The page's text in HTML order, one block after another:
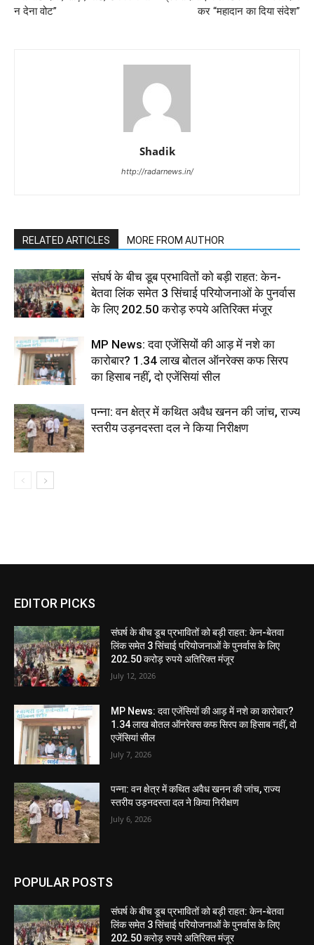
न देना वोट”
कर “महादान का दिया संदेश”
Shadik
http://radarnews.in/
RELATED ARTICLES MORE FROM AUTHOR
संघर्ष के बीच डूब प्रभावितों को बड़ी राहत: केन-
बेतवा लिंक समेत 3 सिंचाई परियोजनाओं के पुनर्वास
के लिए 202.50 करोड़ रुपये अतिरिक्त मंजूर
MP News: दवा एजेंसियों की आड़ में नशे का
कारोबार? 1.34 लाख बोतल ऑनरेक्स कफ सिरप
का हिसाब नहीं, दो एजेंसियां सील
पन्ना: वन क्षेत्र में कथित अवैध खनन की जांच, राज्य
स्तरीय उड़नदस्ता दल ने किया निरीक्षण
EDITOR PICKS
संघर्ष के बीच डूब प्रभावितों को बड़ी राहत: केन-बेतवा
लिंक समेत 3 सिंचाई परियोजनाओं के पुनर्वास के लिए
202.50 करोड़ रुपये अतिरिक्त मंजूर
July 12, 2026
MP News: दवा एजेंसियों की आड़ में नशे का कारोबार?
1.34 लाख बोतल ऑनरेक्स कफ सिरप का हिसाब नहीं, दो
एजेंसियां सील
July 7, 2026
पन्ना: वन क्षेत्र में कथित अवैध खनन की जांच, राज्य
स्तरीय उड़नदस्ता दल ने किया निरीक्षण
July 6, 2026
POPULAR POSTS
संघर्ष के बीच डूब प्रभावितों को बड़ी राहत: केन-बेतवा
लिंक समेत 3 सिंचाई परियोजनाओं के पुनर्वास के लिए
202.50 करोड़ रुपये अतिरिक्त मंजूर